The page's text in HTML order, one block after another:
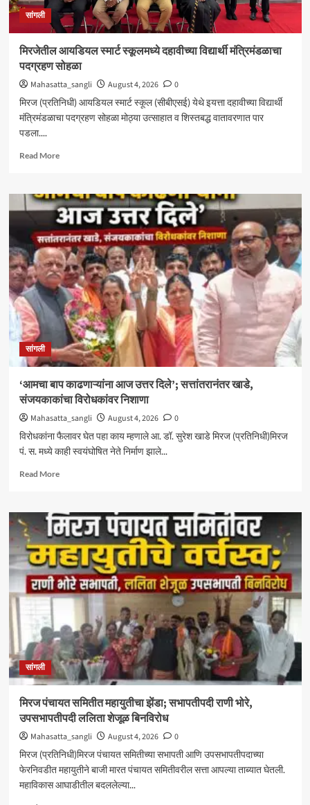
सांगली
मिरजेतील आयडियल स्मार्ट स्कूलमध्ये दहावीच्या विद्यार्थी मंत्रिमंडळाचा
पदग्रहण सोहळा
Mahasatta_sangli August 4, 2026
0
मिरज (प्रतिनिधी) आयडियल स्मार्ट स्कूल (सीबीएसई) येथे इयत्ता दहावीच्या विद्यार्थी
मंत्रिमंडळाचा पदग्रहण सोहळा मोठ्या उत्साहात व शिस्तबद्ध वातावरणात पार
पडला....
Read MoreRead
मिरजेतील
आयडियल
स्मार्ट
स्कूलमध्ये
दहावीच्या
विद्यार्थी
मंत्रिमंडळाचा
पदग्रहण
सोहळा
सांगली
‘आमचा बाप काढणाऱ्यांना आज उत्तर दिले’; सत्तांतरानंतर खाडे,
संजयकाकांचा विरोधकांवर निशाणा
Mahasatta_sangli August 4, 2026
0
विरोधकांना फैलावर घेत पहा काय म्हणाले आ. डॉ. सुरेश खाडे मिरज (प्रतिनिधी)मिरज
पं. स. मध्ये काही स्वयंघोषित नेते निर्माण झाले...
Read MoreRead
‘आमचा
बाप
काढणाऱ्यांना
आज
उत्तर
दिले’;
सत्तांतरानंतर
संजयकाकांचा
विरोधकांवर
निशाणा
सांगली
मिरज पंचायत समितीत महायुतीचा झेंडा; सभापतीपदी राणी भोरे,
उपसभापतीपदी ललिता शेजूळ बिनविरोध
Mahasatta_sangli August 4, 2026
0
मिरज (प्रतिनिधी)मिरज पंचायत समितीच्या सभापती आणि उपसभापतीपदाच्या
फेरनिवडीत महायुतीने बाजी मारत पंचायत समितीवरील सत्ता आपल्या ताब्यात घेतली.
महाविकास आघाडीतील बदललेल्या...